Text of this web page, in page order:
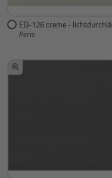
ED-126 creme -
Paris